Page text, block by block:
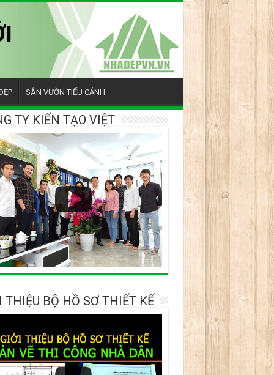
SÂN VƯỜN TIỂU CẢNH
TY KIẾN TẠO VIỆT
THIỆU BỘ HỒ SƠ THIẾT KẾ